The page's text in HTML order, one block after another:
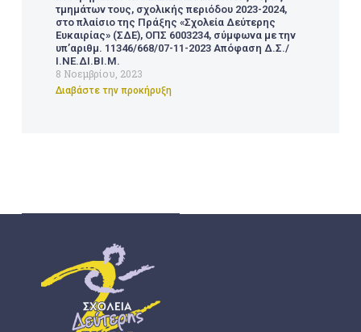
τμημάτων τους, σχολικής περιόδου 2023-2024,
στο πλαίσιο της Πράξης «Σχολεία Δεύτερης
Ευκαιρίας» (ΣΔΕ), ΟΠΣ 6003234, σύμφωνα με την
υπ’αριθμ. 11346/668/07-11-2023 Απόφαση Δ.Σ./
Ι.ΝΕ.ΔΙ.ΒΙ.Μ.
8 Νοεμβρίου, 2023
Διαβάστε την προκήρυξη
ΣΔΕ
ΣΧΟΛΕΊΑ ΔΕΎΤΕΡΗΣ ΕΥΚΑΙΡΊΑΣ